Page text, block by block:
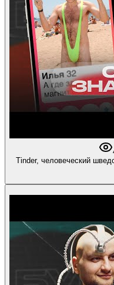
Tinder, человеческий шведский